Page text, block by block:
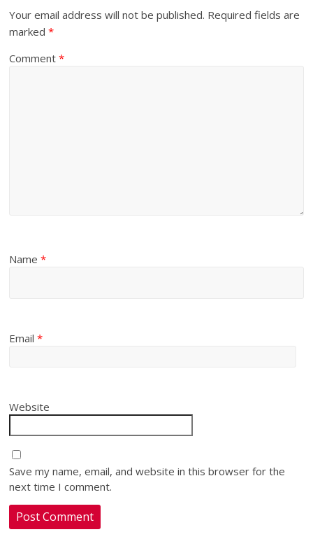
Your email address will not be published. Required fields are
marked*
Comment*
Name*
Email*
Website
Save my name, email, and website in this browser for the
next time I comment.